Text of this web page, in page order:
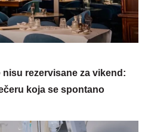
rezervisane za vikend:
koja se spontano